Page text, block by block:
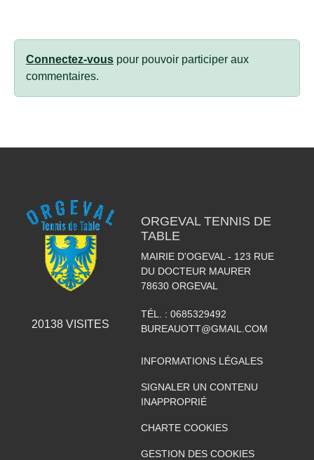
Connectez-vous pour pouvoir participer aux
commentaires.
20138VISITES
ORGEVAL TENNIS DE
TABLE
MAIRIE D'OGEVAL - 123 RUE
DU DOCTEUR MAURER
78630 ORGEVAL
TÉL. : 0685329492
BUREAUOTT@GMAIL.COM
INFORMATIONS LÉGALES
SIGNALER UN CONTENU
INAPPROPRIÉ
CHARTE COOKIES
GESTION DES COOKIES